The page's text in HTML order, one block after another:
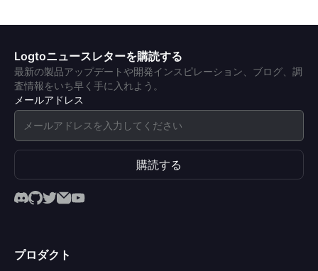
Logtoニュースレターを購読する
最新の製品アップデートや開発インスピレーション、ブログ、調
査情報をいち早く手に入れよう。
メールアドレス
購読する
プロダクト